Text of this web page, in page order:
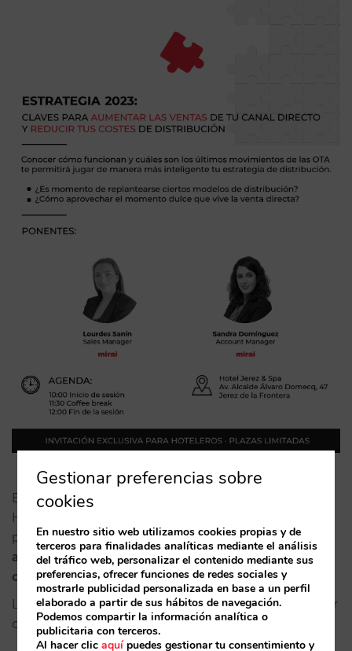
El próximo martes 23 de mayo estaremos en el
Hotel Jerez & Spa
para hoteleros “Estrategia 2023: Claves para
aumentar las ventas de tu canal directo y reducir tus
costes de distribución”.
La sesión finalizará con un coffee break dónde poder
compartir dudas y opiniones sobre la formación.
Gestionar preferencias sobre
cookies
En nuestro sitio web utilizamos cookies propias y de
terceros para finalidades analíticas mediante el análisis
del tráfico web, personalizar el contenido mediante sus
preferencias, ofrecer funciones de redes sociales y
mostrarle publicidad personalizada en base a un perfil
elaborado a partir de sus hábitos de navegación.
Podemos compartir la información analítica o
publicitaria con terceros.
Al hacer clicaquípuedes gestionar tu consentimiento y